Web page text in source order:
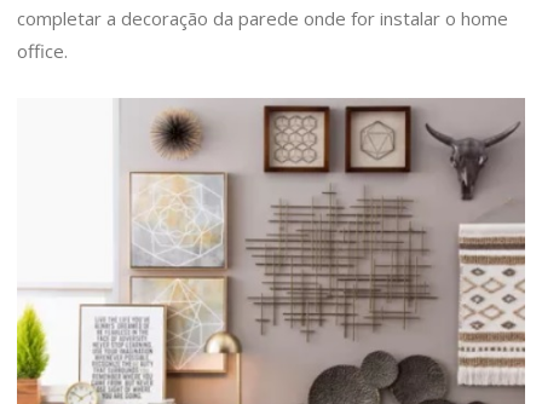
completar a decoração da parede onde for instalar o home
office.